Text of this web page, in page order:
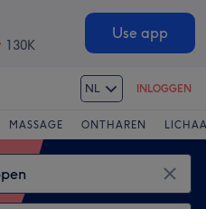
130K
Use app
NL INLOGGEN
MASSAGE ONTHAREN